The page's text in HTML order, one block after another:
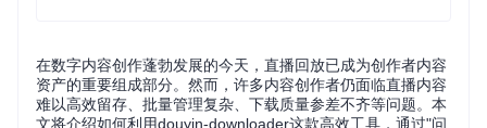
在数字内容创作蓬勃发展的今天，直播回放已成为创作者内容
资产的重要组成部分。然而，许多内容创作者仍面临直播内容
难以高效留存、批量管理复杂、下载质量参差不齐等问题。本
文将介绍如何利用douyin-downloader这款高效工具，通过"问